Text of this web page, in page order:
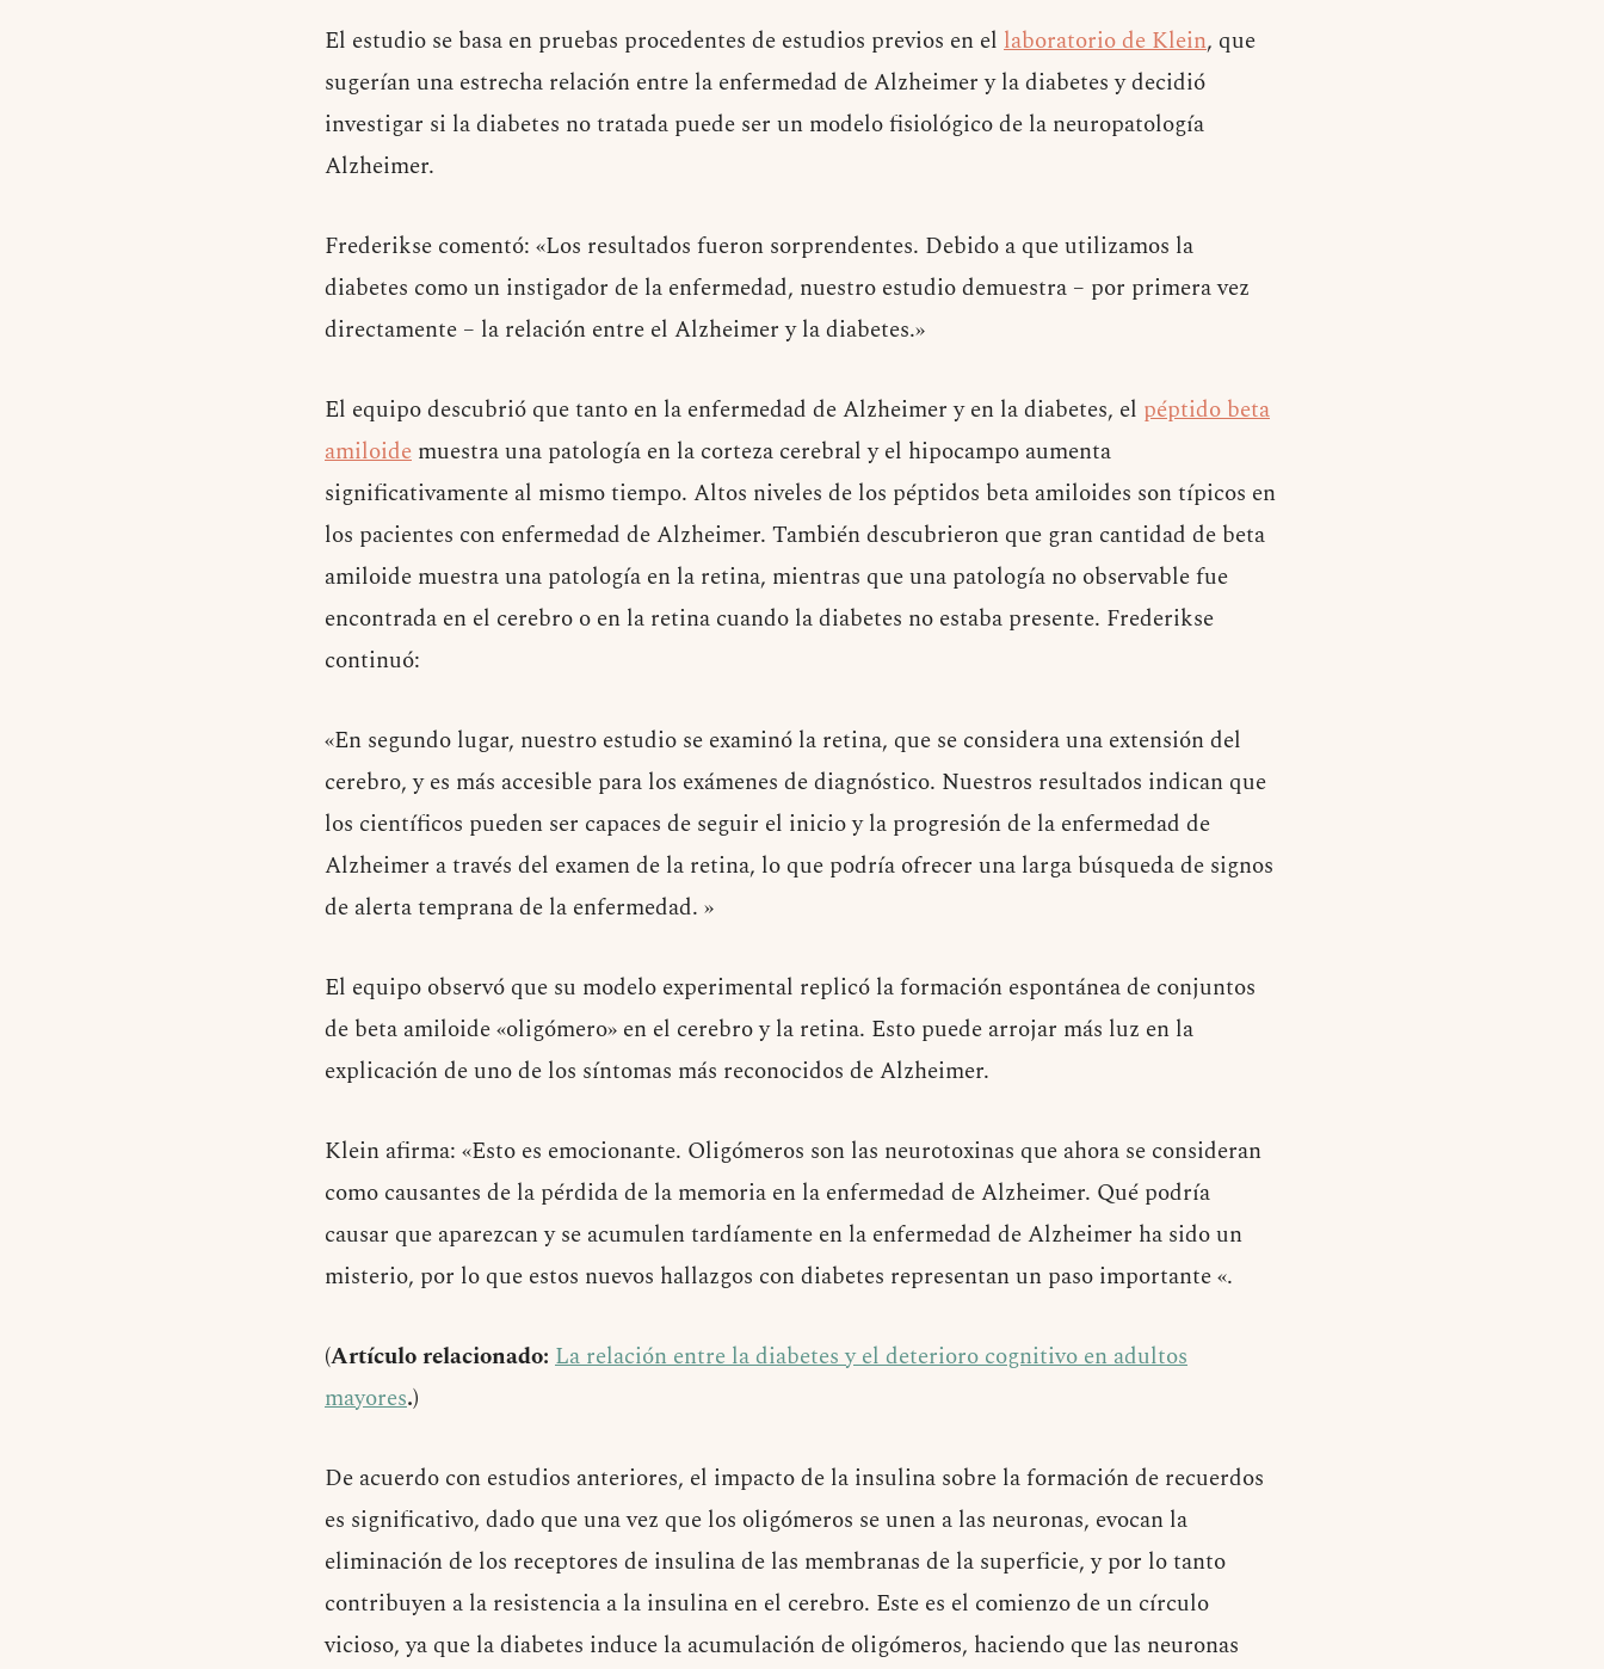
El estudio se basa en pruebas procedentes de estudios previos en el laboratorio de Klein, que
sugerían una estrecha relación entre la enfermedad de Alzheimer y la diabetes y decidió
investigar si la diabetes no tratada puede ser un modelo fisiológico de la neuropatología
Alzheimer.
Frederikse comentó: «Los resultados fueron sorprendentes. Debido a que utilizamos la
diabetes como un instigador de la enfermedad, nuestro estudio demuestra – por primera vez
directamente – la relación entre el Alzheimer y la diabetes.»
El equipo descubrió que tanto en la enfermedad de Alzheimer y en la diabetes, el péptido beta
amiloide muestra una patología en la corteza cerebral y el hipocampo aumenta
significativamente al mismo tiempo. Altos niveles de los péptidos beta amiloides son típicos en
los pacientes con enfermedad de Alzheimer. También descubrieron que gran cantidad de beta
amiloide muestra una patología en la retina, mientras que una patología no observable fue
encontrada en el cerebro o en la retina cuando la diabetes no estaba presente. Frederikse
continuó:
«En segundo lugar, nuestro estudio se examinó la retina, que se considera una extensión del
cerebro, y es más accesible para los exámenes de diagnóstico. Nuestros resultados indican que
los científicos pueden ser capaces de seguir el inicio y la progresión de la enfermedad de
Alzheimer a través del examen de la retina, lo que podría ofrecer una larga búsqueda de signos
de alerta temprana de la enfermedad. »
El equipo observó que su modelo experimental replicó la formación espontánea de conjuntos
de beta amiloide «oligómero» en el cerebro y la retina. Esto puede arrojar más luz en la
explicación de uno de los síntomas más reconocidos de Alzheimer.
Klein afirma: «Esto es emocionante. Oligómeros son las neurotoxinas que ahora se consideran
como causantes de la pérdida de la memoria en la enfermedad de Alzheimer. Qué podría
causar que aparezcan y se acumulen tardíamente en la enfermedad de Alzheimer ha sido un
misterio, por lo que estos nuevos hallazgos con diabetes representan un paso importante «.
(Artículo relacionado: La relación entre la diabetes y el deterioro cognitivo en adultos
mayores.)
De acuerdo con estudios anteriores, el impacto de la insulina sobre la formación de recuerdos
es significativo, dado que una vez que los oligómeros se unen a las neuronas, evocan la
eliminación de los receptores de insulina de las membranas de la superficie, y por lo tanto
contribuyen a la resistencia a la insulina en el cerebro. Este es el comienzo de un círculo
vicioso, ya que la diabetes induce la acumulación de oligómeros, haciendo que las neuronas